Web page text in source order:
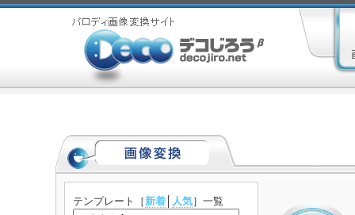
テンプレート ［新着 人気］一覧